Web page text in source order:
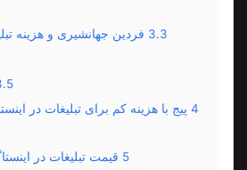
3.3 فردین جهانشیری و هزینه
4 پیج با هزینه کم برای تبلیغات در
5 قیمت تبلیغات در